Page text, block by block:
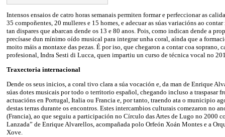
Intensos ensaios de catro horas semanais permiten formar e perfeccionar as
35 compoñentes, 20 mulleres e 15 homes, e adecuar as súas variacións ao
tan dispares que abarcan dende os 13 e 80 anos. Pois, como indican dende a
precísase dun mínimo oído musical para integrar unha coral, aínda que a
moito máis a montaxe das pezas. É por iso, que chegaron a contar coa soprano,
profesional, Indra Sesti di Lucca, quen impartiu un curso de técnica vocal no
Traxectoria internacional
Dende os seus inicios, a coral tivo clara a súa vocación e, da man de Enrique
súas dotes musicais por todo o territorio español, chegando incluso a traspasar
actuacións en Portugal, Italia ou Francia e, por tanto, traendo ata o municipio
destas terras durante os encontros. Estes intercambios culturais comezaron no
(Francia), ao que seguiu a participación no Círculo das Artes de Lugo no 2000
Lanzada” de Enrique Alvarellos, acompañada polo Orfeón Xoán Montes e a
Xove.